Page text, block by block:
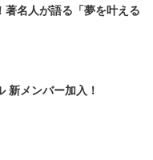
著名人が語る「夢を叶える
新メンバー加入！